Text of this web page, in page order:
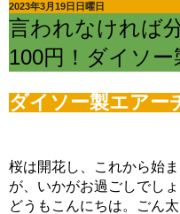
失敗談：安価な室内用LED電球で
（7/7）
ミクロソリウムはどんな水草？
やった水槽立ち上がった！でもす
（6/23）
（6/16）
マツモが育てるには？ライト、
（6/2）
どうしてアカヒレは、安価で地味
（5/26）
水槽立ち上げ！悩むパイロットフ
2023年3月19日日曜日
言われなければ
100円！ダイソ
ダイソー製エアー
桜は開花し、これから始
が、いかがお過ごしでしょ
どうもこんにちは。ごん太